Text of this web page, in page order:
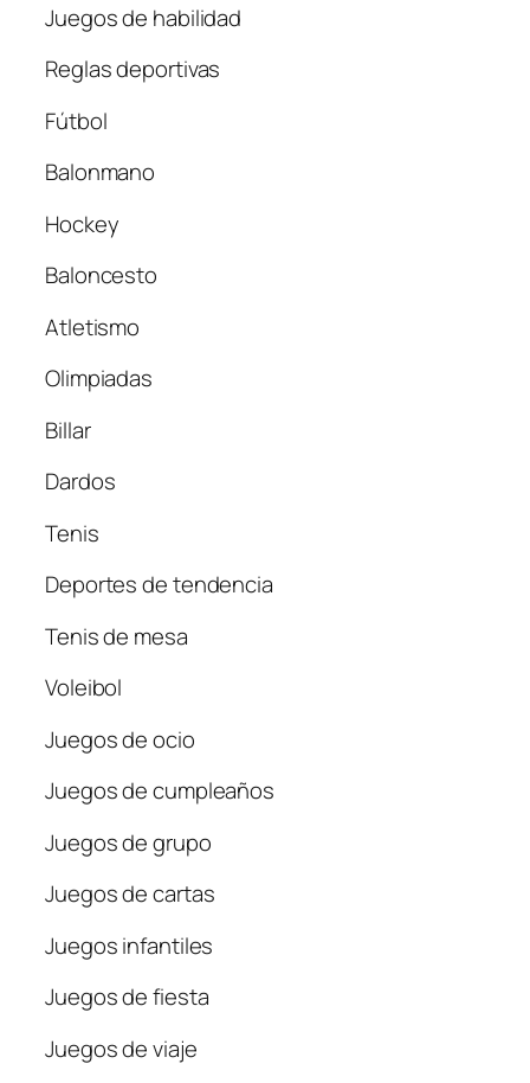
Juegos de habilidad
Reglas deportivas
Fútbol
Balonmano
Hockey
Baloncesto
Atletismo
Olimpiadas
Billar
Dardos
Tenis
Deportes de tendencia
Tenis de mesa
Voleibol
Juegos de ocio
Juegos de cumpleaños
Juegos de grupo
Juegos de cartas
Juegos infantiles
Juegos de fiesta
Juegos de viaje